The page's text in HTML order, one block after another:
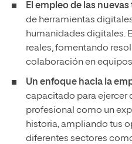
El empleo de las
de herramientas
humanidades digitales.
reales, fomentando
colaboración en
Un enfoque hacia la
capacitado para ejercer
profesional como un
historia, ampliando tus
diferentes sectores